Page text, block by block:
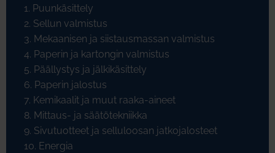
1. Puunkäsittely
2. Sellun valmistus
3. Mekaanisen ja siistausmassan valmistus
4. Paperin ja kartongin valmistus
5. Päällystys ja jälkikäsittely
6. Paperin jalostus
7. Kemikaalit ja muut raaka-aineet
8. Mittaus- ja säätötekniikka
9. Sivutuotteet ja selluloosan jatkojalosteet
10. Energia